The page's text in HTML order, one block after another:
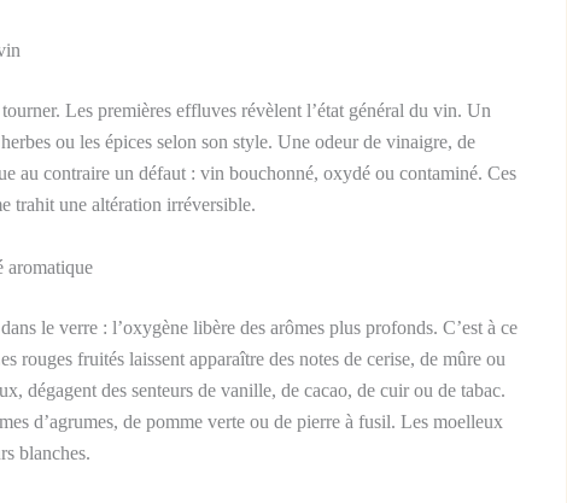
Les premières effluves révèlent l’état général du vin. Un
ou les épices selon son style. Une odeur de vinaigre, de
au contraire un défaut : vin bouchonné, oxydé ou contaminé. Ces
trahit une altération irréversible.
aromatique
le verre : l’oxygène libère des arômes plus profonds. C’est à ce
rouges fruités laissent apparaître des notes de cerise, de mûre ou
dégagent des senteurs de vanille, de cacao, de cuir ou de tabac.
d’agrumes, de pomme verte ou de pierre à fusil. Les moelleux
blanches.